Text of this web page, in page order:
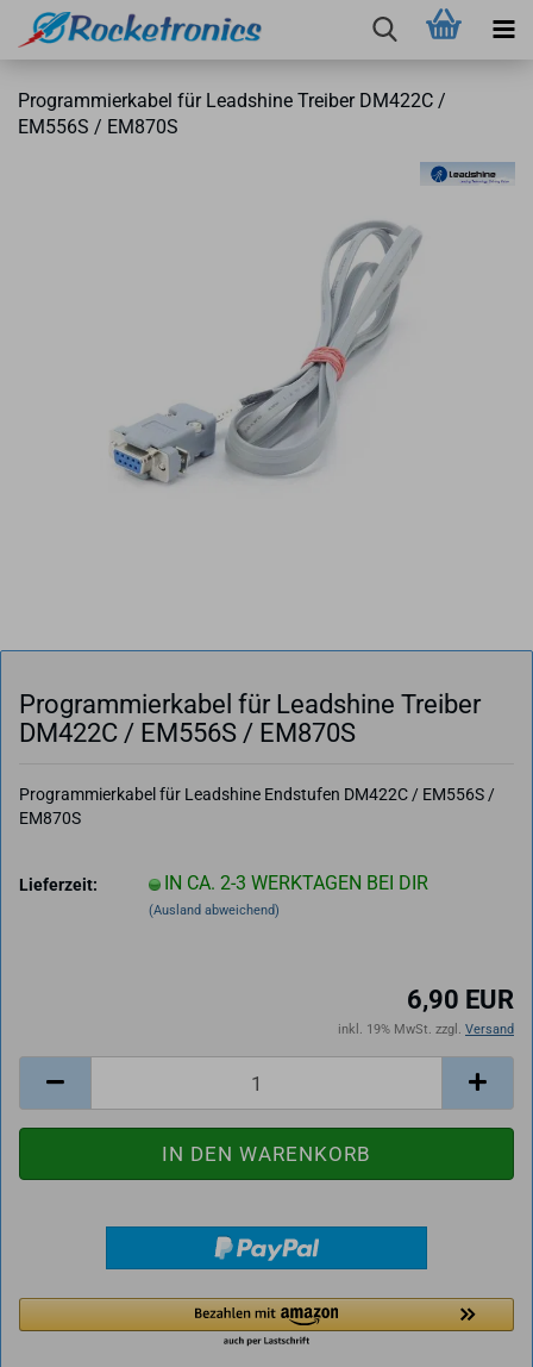
Pro­gram­mier­ka­bel für Leadshi­ne Trei­ber DM422C /
EM556S / EM870S
Pro­gram­mier­ka­bel für Leadshi­ne Trei­ber
DM422C / EM556S / EM870S
Programmierkabel für Leadshine Endstufen DM422C / EM556S /
EM870S
Lieferzeit: IN CA. 2-3 WERKTAGEN BEI DIR
(Ausland abweichend)
6,90 EUR
inkl. 19% MwSt. zzgl. Versand